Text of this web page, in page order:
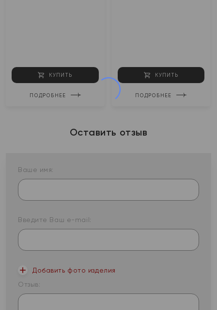
КУПИТЬ
ПОДРОБНЕЕ
КУПИТЬ
ПОДРОБНЕЕ
Оставить отзыв
Ваше имя:
Введите Ваш e-mail:
Добавить фото изделия
Отзыв: